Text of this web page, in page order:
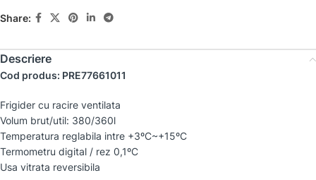
Share:
Descriere
Cod produs: PRE77661011
Frigider cu racire ventilata
Volum brut/util: 380/360l
Temperatura reglabila intre +3ºC~+15ºC
Termometru digital / rez 0,1ºC
Usa vitrata reversibila